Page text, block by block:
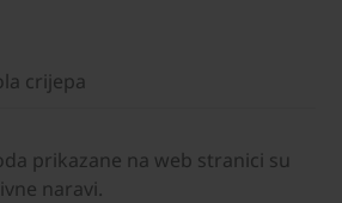
crijepa
prikazane na web stranici su
naravi.